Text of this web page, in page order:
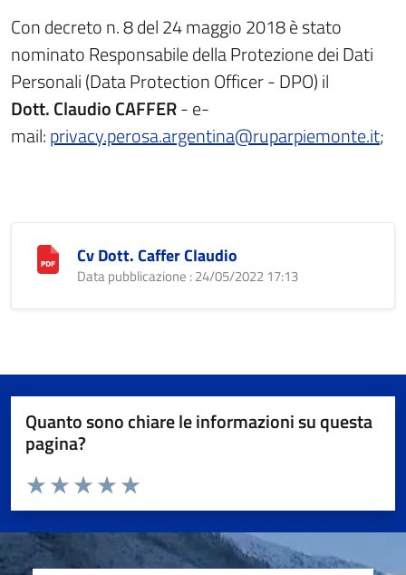
Con decreto n. 8 del 24 maggio 2018 è stato
nominato Responsabile della Protezione dei Dati
Personali (Data Protection Officer - DPO) il
Dott. Claudio CAFFER- e-
mail:privacy.perosa.argentina@ruparpiemonte.it;
Cv Dott. Caffer Claudio
Data pubblicazione : 24/05/2022 17:13
Quanto sono chiare le informazioni su questa
pagina?
Valuta da 1 a 5 stelle la pagina
Valuta 5 stelle su 5
Valuta 4 stelle su 5
Valuta 3 stelle su 5
Valuta 2 stelle su 5
Valuta 1 stelle su 5